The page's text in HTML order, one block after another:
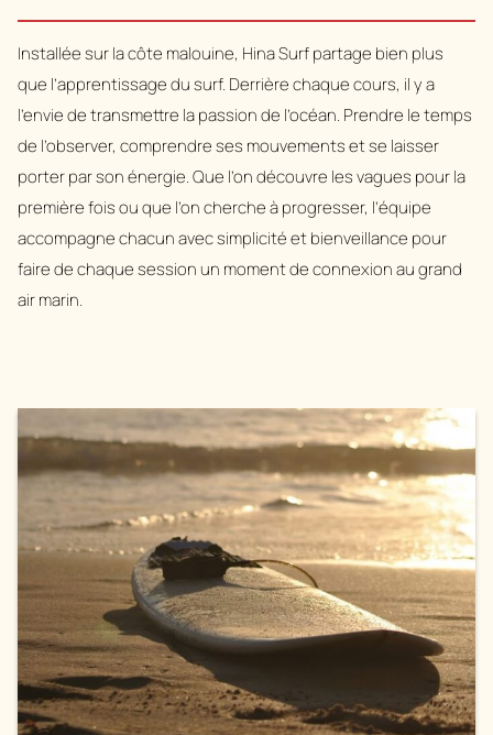
Installée sur la côte malouine, Hina Surf partage bien plus
que l’apprentissage du surf. Derrière chaque cours, il y a
l’envie de transmettre la passion de l’océan. Prendre le temps
de l’observer, comprendre ses mouvements et se laisser
porter par son énergie. Que l’on découvre les vagues pour la
première fois ou que l’on cherche à progresser, l’équipe
accompagne chacun avec simplicité et bienveillance pour
faire de chaque session un moment de connexion au grand
air marin.